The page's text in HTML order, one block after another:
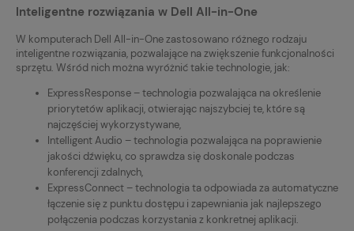
Inteligentne rozwiązania w Dell All-in-One
W komputerach Dell All-in-One zastosowano różnego rodzaju
inteligentne rozwiązania, pozwalające na zwiększenie funkcjonalności
sprzętu. Wśród nich można wyróżnić takie technologie, jak:
ExpressResponse – technologia pozwalająca na określenie
priorytetów aplikacji, otwierając najszybciej te, które są
najczęściej wykorzystywane,
Intelligent Audio – technologia pozwalająca na poprawienie
jakości dźwięku, co sprawdza się doskonale podczas
konferencji zdalnych,
ExpressConnect – technologia ta odpowiada za automatyczne
łączenie się z punktu dostępu i zapewniania jak najlepszego
połączenia podczas korzystania z konkretnej aplikacji.